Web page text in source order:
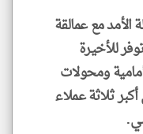
الأمد مع عمالقة
للأخيرة
ومحولات
9، علماً بأن أكبر ثلاثة عملاء